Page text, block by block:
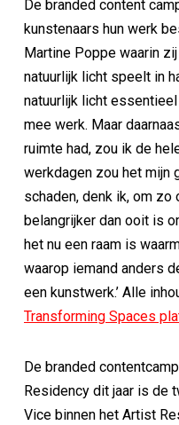
De branded content
kunstenaars hun werk
Martine Poppe waarin
natuurlijk licht speelt in
natuurlijk licht
mee werk. Maar
ruimte had, zou ik de
werkdagen zou het mijn
schaden, denk ik, om
belangrijker dan ooit is
het nu een raam is
waarop iemand anders
een kunstwerk.’ Alle
Transforming Spaces
De branded
Residency dit jaar is de
Vice binnen het Artist